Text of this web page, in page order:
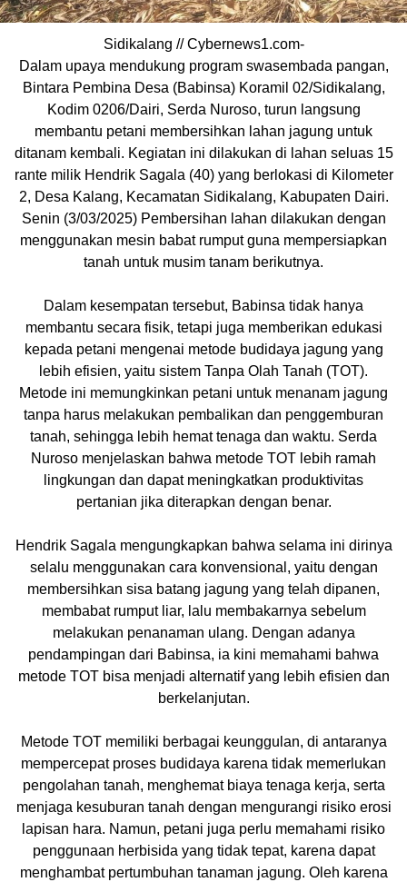
Sidikalang // Cybernews1.com-
Dalam upaya mendukung program swasembada pangan,
Bintara Pembina Desa (Babinsa) Koramil 02/Sidikalang,
Kodim 0206/Dairi, Serda Nuroso, turun langsung
membantu petani membersihkan lahan jagung untuk
ditanam kembali. Kegiatan ini dilakukan di lahan seluas 15
rante milik Hendrik Sagala (40) yang berlokasi di Kilometer
2, Desa Kalang, Kecamatan Sidikalang, Kabupaten Dairi.
Senin (3/03/2025) Pembersihan lahan dilakukan dengan
menggunakan mesin babat rumput guna mempersiapkan
tanah untuk musim tanam berikutnya.
Dalam kesempatan tersebut, Babinsa tidak hanya
membantu secara fisik, tetapi juga memberikan edukasi
kepada petani mengenai metode budidaya jagung yang
lebih efisien, yaitu sistem Tanpa Olah Tanah (TOT).
Metode ini memungkinkan petani untuk menanam jagung
tanpa harus melakukan pembalikan dan penggemburan
tanah, sehingga lebih hemat tenaga dan waktu. Serda
Nuroso menjelaskan bahwa metode TOT lebih ramah
lingkungan dan dapat meningkatkan produktivitas
pertanian jika diterapkan dengan benar.
Hendrik Sagala mengungkapkan bahwa selama ini dirinya
selalu menggunakan cara konvensional, yaitu dengan
membersihkan sisa batang jagung yang telah dipanen,
membabat rumput liar, lalu membakarnya sebelum
melakukan penanaman ulang. Dengan adanya
pendampingan dari Babinsa, ia kini memahami bahwa
metode TOT bisa menjadi alternatif yang lebih efisien dan
berkelanjutan.
Metode TOT memiliki berbagai keunggulan, di antaranya
mempercepat proses budidaya karena tidak memerlukan
pengolahan tanah, menghemat biaya tenaga kerja, serta
menjaga kesuburan tanah dengan mengurangi risiko erosi
lapisan hara. Namun, petani juga perlu memahami risiko
penggunaan herbisida yang tidak tepat, karena dapat
menghambat pertumbuhan tanaman jagung. Oleh karena